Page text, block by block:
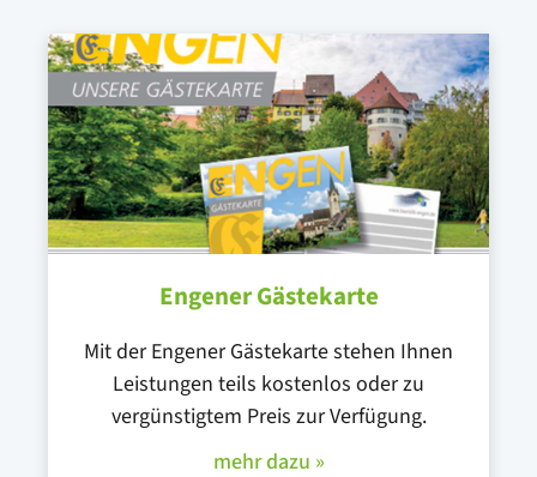
Engener Gästekarte
Mit der Engener Gästekarte stehen Ihnen
Leistungen teils kostenlos oder zu
vergünstigtem Preis zur Verfügung.
mehr dazu »